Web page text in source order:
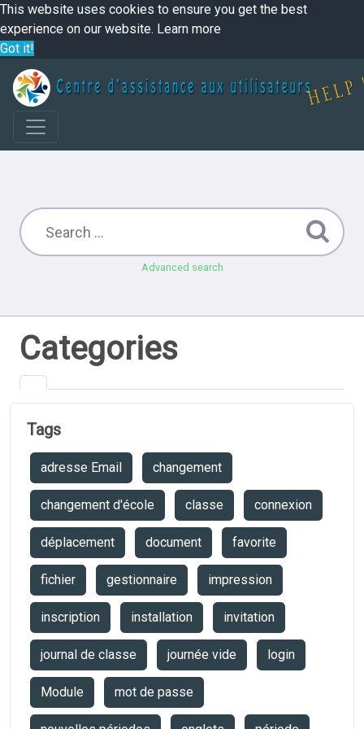
This website uses cookies to ensure you get the best
experience on our website. Learn more
Got it!
Advanced search
Categories
Tags
adresse Email changement
changement d'école classe connexion
déplacement document favorite
fichier gestionnaire impression
inscription installation invitation
journal de classe journée vide login
Module mot de passe